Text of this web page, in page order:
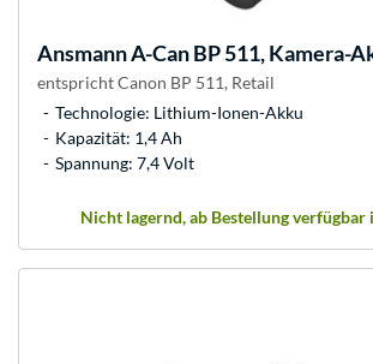
AnsmannA-Can BP 511, Kamera-
entspricht Canon BP 511, Retail
Technologie: Lithium-Ionen-Akku
Kapazität: 1,4 Ah
Spannung: 7,4 Volt
Nicht lagernd, ab Bestellung